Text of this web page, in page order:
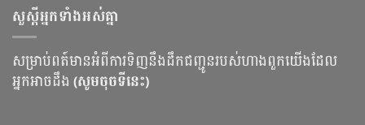
សួស្ដីអ្នកទាំងអស់គ្នា
សម្រាប់ពត៍មានអំពីការទិញនឹងដឹកជញ្ជូនរបស់ហាងពួកយើងដែល
អ្នកអាចដឹង (សូមចុចទីនេះ)